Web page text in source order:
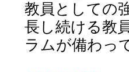
教員としての
長し続ける教
ラムが備わっ